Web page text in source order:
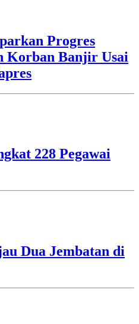
Progres
Korban Banjir Usai
228 Pegawai
Dua Jembatan di